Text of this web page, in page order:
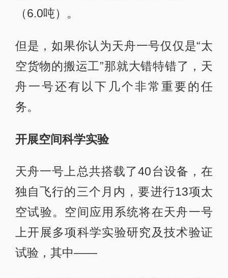
（6.0吨）。
但是，如果你认为天舟一号仅仅是“太
空货物的搬运工”那就大错特错了，天
舟一号还有以下几个非常重要的任
务。
开展空间科学实验
天舟一号上总共搭载了40台设备，在
独自飞行的三个月内，要进行13项太
空试验。空间应用系统将在天舟一号
上开展多项科学实验研究及技术验证
试验，其中——